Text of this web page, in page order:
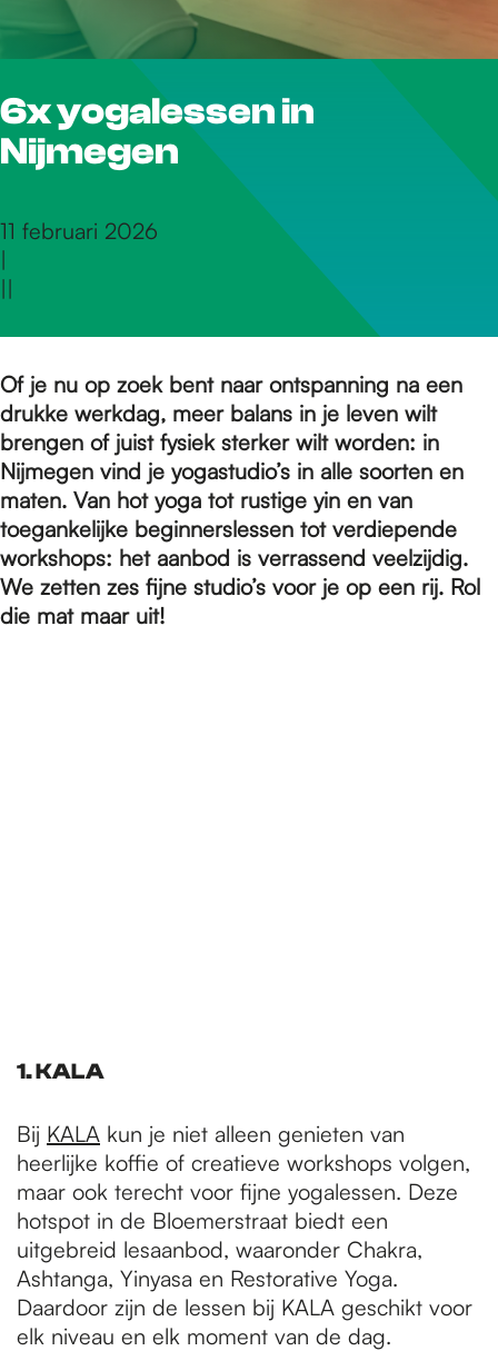
r
d
e
o
m
e
p
6x yogalessen in
Nijmegen
11 februari 2026
|
||
Of je nu op zoek bent naar ontspanning na een
drukke werkdag, meer balans in je leven wilt
brengen of juist fysiek sterker wilt worden: in
Nijmegen vind je yogastudio’s in alle soorten en
maten. Van hot yoga tot rustige yin en van
toegankelijke beginnerslessen tot verdiepende
workshops: het aanbod is verrassend veelzijdig.
We zetten zes fijne studio’s voor je op een rij. Rol
die mat maar uit!
1. KALA
Bij KALA kun je niet alleen genieten van
heerlijke koffie of creatieve workshops volgen,
maar ook terecht voor fijne yogalessen. Deze
hotspot in de Bloemerstraat biedt een
uitgebreid lesaanbod, waaronder Chakra,
Ashtanga, Yinyasa en Restorative Yoga.
Daardoor zijn de lessen bij KALA geschikt voor
elk niveau en elk moment van de dag.